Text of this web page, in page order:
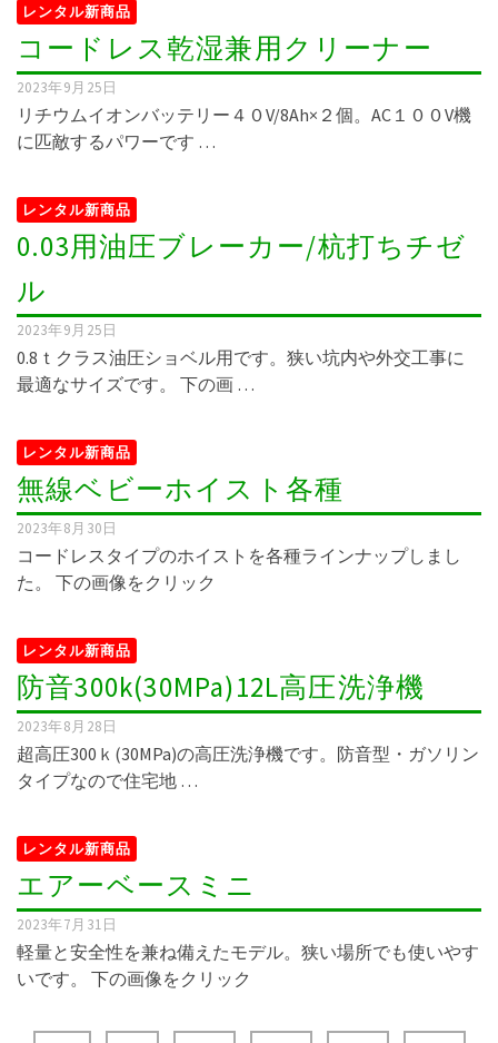
レンタル新商品
コードレス乾湿兼用クリーナー
2023年9月25日
リチウムイオンバッテリー４０V/8Ah×２個。AC１００V機
に匹敵するパワーです …
レンタル新商品
0.03用油圧ブレーカー/杭打ちチゼ
ル
2023年9月25日
0.8ｔクラス油圧ショベル用です。狭い坑内や外交工事に
最適なサイズです。 下の画 …
レンタル新商品
無線ベビーホイスト各種
2023年8月30日
コードレスタイプのホイストを各種ラインナップしまし
た。 下の画像をクリック
レンタル新商品
防音300k(30MPa)12L高圧洗浄機
2023年8月28日
超高圧300ｋ(30MPa)の高圧洗浄機です。防音型・ガソリン
タイプなので住宅地 …
レンタル新商品
エアーベースミニ
2023年7月31日
軽量と安全性を兼ね備えたモデル。狭い場所でも使いやす
いです。 下の画像をクリック